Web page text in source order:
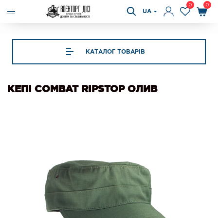
UA
0 0
КАТАЛОГ ТОВАРІВ
КЕПІ COMBAT RIPSTOP ОЛИВ